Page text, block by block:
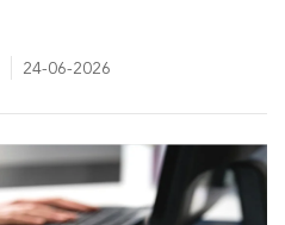
24-06-2026